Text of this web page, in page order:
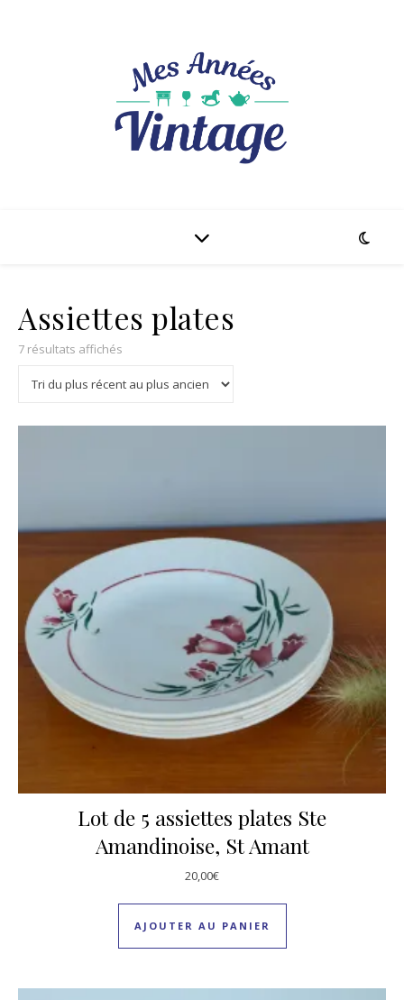
Assiettes plates
7 résultats affichés
Lot de 5 assiettes plates Ste
Amandinoise, St Amant
20,00€
AJOUTER AU PANIER